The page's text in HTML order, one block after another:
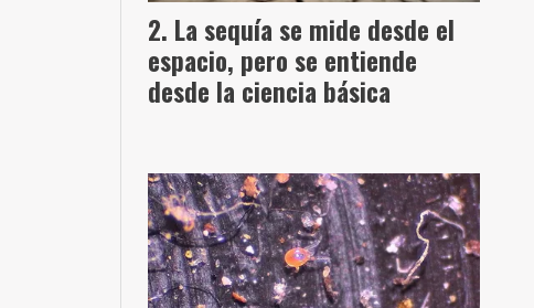
La sequía se mide desde el
espacio, pero se entiende
desde la ciencia básica